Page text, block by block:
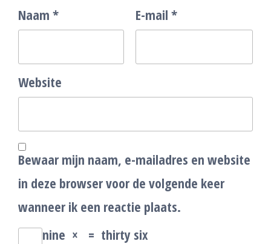
Naam * E-mail *
Website
Bewaar mijn naam, e-mailadres en website
in deze browser voor de volgende keer
wanneer ik een reactie plaats.
nine × = thirty six